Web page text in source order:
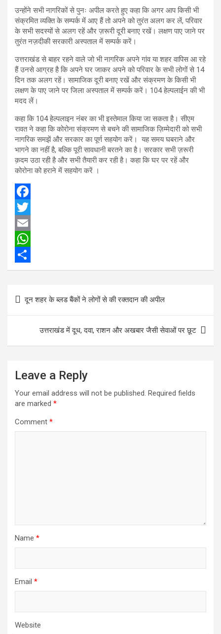
उन्होंने सभी नागरिकों से पुनः अपील करते हुए कहा कि अगर आप किसी भी
संक्रमित व्यक्ति के सम्पर्क में आए हैं तो अपने को तुरंत अलग कर लें, परिवार
के सभी सदस्यों से अलग रहें और ज़रूरी दूरी बनाए रखें। लक्षण पाए जाने पर
तुरंत नज़दीकी सरकारी अस्पताल में सम्पर्क करें।
उत्तराखंड से बाहर रहने वाले जो भी नागरिक अपने गांव या शहर वापिस आ रहे
हैं उनसे आग्रह है कि अपने घर जाकर अपने को परिवार के सभी लोगों से 14
दिन तक अलग रहें। सामाजिक दूरी बनाए रखें और संक्रमण के किसी भी
लक्षण के पाए जाने पर जिला अस्पताल में सम्पर्क करें। 104 हेल्पलाईन की भी
मदद लें।
कहा कि 104 हेल्पलाइन नंबर का भी इस्तेमाल किया जा सकता है। सीएम
रावत ने कहा कि कोरोना संक्रमण से बचने की सामाजिक ज़िम्मेदारी को सभी
नागरिक समझें और सरकार का पूर्ण सहयोग करें। यह समय घबराने और
भागने का नहीं है, बल्कि पूरी सावधानी बरतने का है। सरकार सभी ज़रूरी
क़दम उठा रही है और सभी तैयारी कर रही है। कहा कि घर पर रहें और
कोरोना को हराने में सहयोग करें ।
F
a
c
e
b
o
k
T
w
t
e
r
E
m
a
l
W
h
t
s
S
a
r
navigation
दून शहर के ब्लड बैंकों ने लोगों से की रक्तदान की अपील
उत्तराखंड में दूध, दवा, राशन और अखबार जैसी सेवाओं पर छूट
Leave a Reply
Your email address will not be published. Required fields
are marked *
Comment *
Name *
Email *
Website